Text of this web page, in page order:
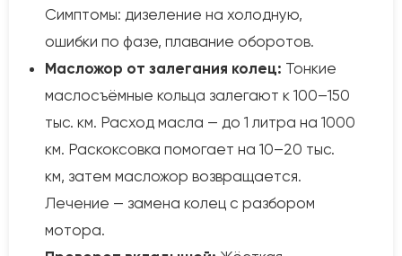
Симптомы: дизеление на холодную,
ошибки по фазе, плавание оборотов.
Масложор от залегания колец: Тонкие
маслосъёмные кольца залегают к 100–150
тыс. км. Расход масла — до 1 литра на 1000
км. Раскоксовка помогает на 10–20 тыс.
км, затем масложор возвращается.
Лечение — замена колец с разбором
мотора.